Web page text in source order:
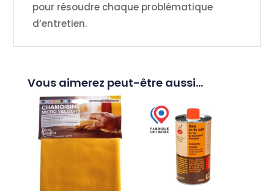
pour résoudre chaque problématique
d’entretien.
Vous aimerez peut-être aussi…